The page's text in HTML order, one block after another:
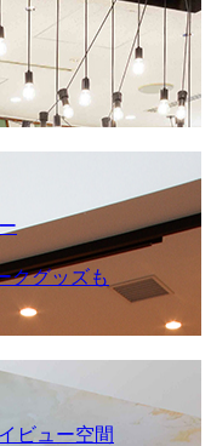
クグッズも
ビュー空間